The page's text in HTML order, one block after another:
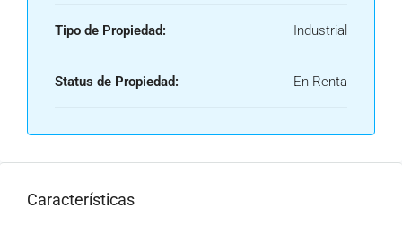
Tipo de Propiedad: Industrial
Status de Propiedad: En Renta
Características